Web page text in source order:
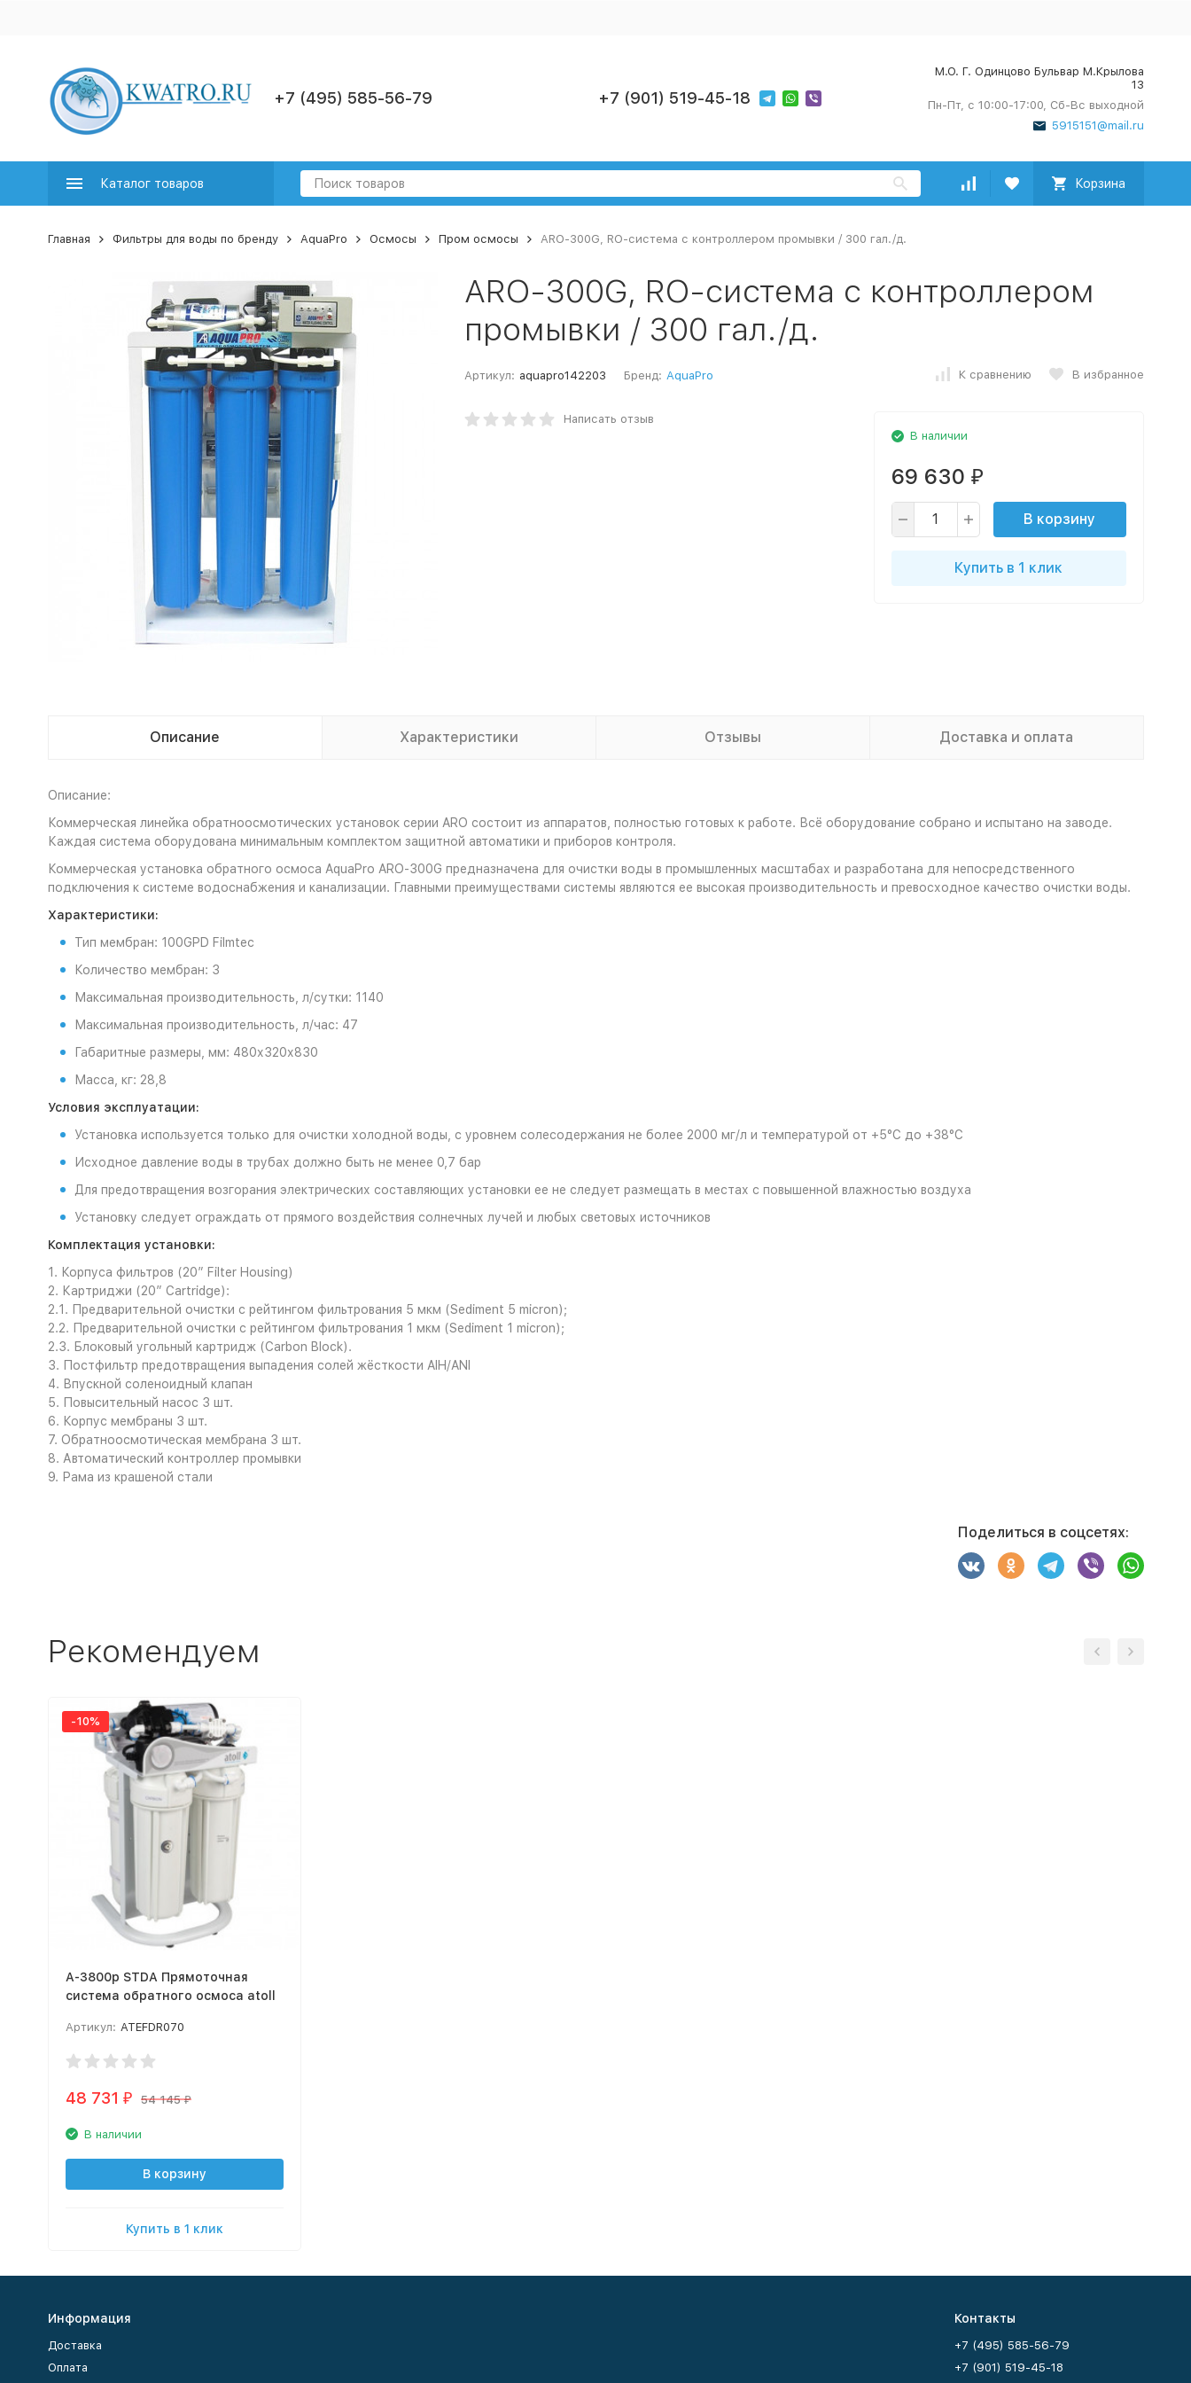
+7 (495) 585-56-79 +7 (901) 519-45-18
М.О. Г. Одинцово Бульвар М.Крылова
13
Пн-Пт, с 10:00-17:00, Сб-Вс выходной
5915151@mail.ru
Каталог товаров Корзина
Главная Фильтры для воды по бренду AquaPro Осмосы Пром осмосы ARO-300G, RO-система с контроллером промывки / 300 гал./д.
ARO-300G, RO-система с контроллером
промывки / 300 гал./д.
Артикул: aquapro142203 Бренд: AquaPro К сравнению В избранное
Написать отзыв
В наличии
69 630 ₽
В корзину
Купить в 1 клик
Описание Характеристики Отзывы Доставка и оплата
Описание:
Коммерческая линейка обратноосмотических установок серии ARO состоит из аппаратов, полностью готовых к работе. Всё оборудование собрано и испытано на заводе.
Каждая система оборудована минимальным комплектом защитной автоматики и приборов контроля.
Коммерческая установка обратного осмоса AquaPro ARO-300G предназначена для очистки воды в промышленных масштабах и разработана для непосредственного
подключения к системе водоснабжения и канализации. Главными преимуществами системы являются ее высокая производительность и превосходное качество очистки воды.
Характеристики:
Тип мембран: 100GPD Filmtec
Количество мембран: 3
Максимальная производительность, л/сутки: 1140
Максимальная производительность, л/час: 47
Габаритные размеры, мм: 480х320х830
Масса, кг: 28,8
Условия эксплуатации:
Установка используется только для очистки холодной воды, с уровнем солесодержания не более 2000 мг/л и температурой от +5°С до +38°С
Исходное давление воды в трубах должно быть не менее 0,7 бар
Для предотвращения возгорания электрических составляющих установки ее не следует размещать в местах с повышенной влажностью воздуха
Установку следует ограждать от прямого воздействия солнечных лучей и любых световых источников
Комплектация установки:
1. Корпуса фильтров (20” Filter Housing)
2. Картриджи (20” Cartridge):
2.1. Предварительной очистки с рейтингом фильтрования 5 мкм (Sediment 5 micron);
2.2. Предварительной очистки с рейтингом фильтрования 1 мкм (Sediment 1 micron);
2.3. Блоковый угольный картридж (Carbon Block).
3. Постфильтр предотвращения выпадения солей жёсткости AIH/ANI
4. Впускной соленоидный клапан
5. Повысительный насос 3 шт.
6. Корпус мембраны 3 шт.
7. Обратноосмотическая мембрана 3 шт.
8. Автоматический контроллер промывки
9. Рама из крашеной стали
Поделиться в соцсетях:
Рекомендуем
-10%
A-3800p STDA Прямоточная
система обратного осмоса atoll
Артикул: ATEFDR070
48 731 ₽ 54 145 ₽
В наличии
В корзину
Купить в 1 клик
Информация
Доставка
Оплата
Контакты
+7 (495) 585-56-79
+7 (901) 519-45-18